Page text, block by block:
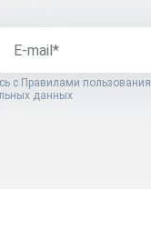
с Правилами пользования
данных